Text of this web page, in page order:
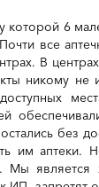
которой 6
все
В
никому не
без
им аптеки.
Мы является